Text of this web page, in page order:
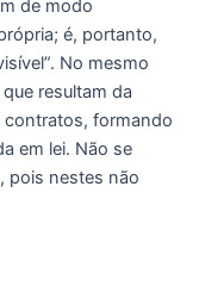
de modo
é, portanto,
No mesmo
resultam da
contratos, formando
em lei. Não se
pois nestes não